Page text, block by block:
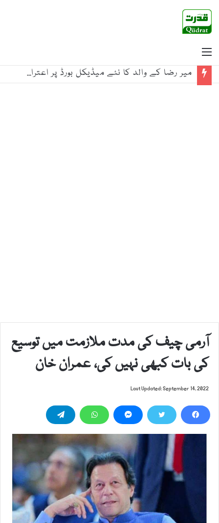
میر رضا کے والد کا نئے میڈیکل بورڈ پر اعتراض، قبر کشائی مؤخر
آرمی چیف کی مدت ملازمت میں توسیع
کی بات کبھی نہیں کی، عمران خان
Last Updated: September 14, 2022